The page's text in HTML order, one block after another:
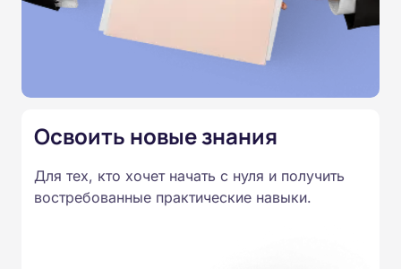
эффективности работы учреждения. Обучение
проходит без практики: материалы представлены в
текстовом виде, доступном онлайн, что позволяет
совмещать курс с профессиональной
Освоить новые знания
Для тех, кто хочет начать с нуля и получить
востребованные практические навыки.